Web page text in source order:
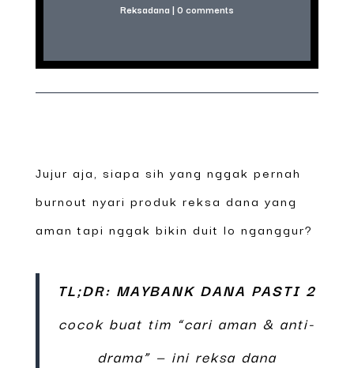
Reksadana | 0 comments
Jujur aja, siapa sih yang nggak pernah
burnout nyari produk reksa dana yang
aman tapi nggak bikin duit lo nganggur?
TL;DR: MAYBANK DANA PASTI 2
cocok buat tim “cari aman & anti-
drama” — ini reksa dana